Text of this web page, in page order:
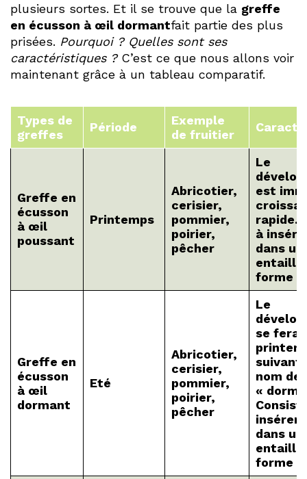
plusieurs sortes. Et il se trouve que la greffe
en écusson à œil dormantfait partie des plus
prisées. Pourquoi ? Quelles sont ses
caractéristiques ?C’est ce que nous allons voir
maintenant grâce à un tableau comparatif.
Types de
greffes
Période
Exemple
de fruitier
Greffe en
écusson
à œil
poussant
Printemps
Abricotier,
cerisier,
pommier,
poirier,
pêcher
Le
est
rapide.
à
dans
entaille
forme
Greffe en
écusson
à œil
dormant
Eté
Abricotier,
cerisier,
pommier,
poirier,
pêcher
Le
se fera
suivant,
nom de
«
insérer
dans
entaille
forme